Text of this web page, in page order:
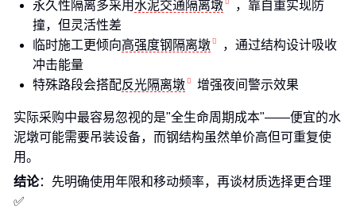
永久性隔离多采用 水泥交通隔离墩
，靠自重实现防
撞，但灵活性差
临时施工更倾向高强度钢隔离墩
，通过结构设计吸收
冲击能量
特殊路段会搭配反光隔离墩 增强夜间警示效果
实际采购中最容易忽视的是"全生命周期成本"——便宜的水
泥墩可能需要吊装设备，而钢结构虽然单价高但可重复使
用。
结论：先明确使用年限和移动频率，再谈材质选择更合理
✅